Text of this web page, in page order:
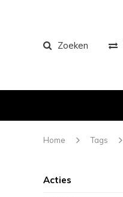
Zoeken
Home Tags
Acties